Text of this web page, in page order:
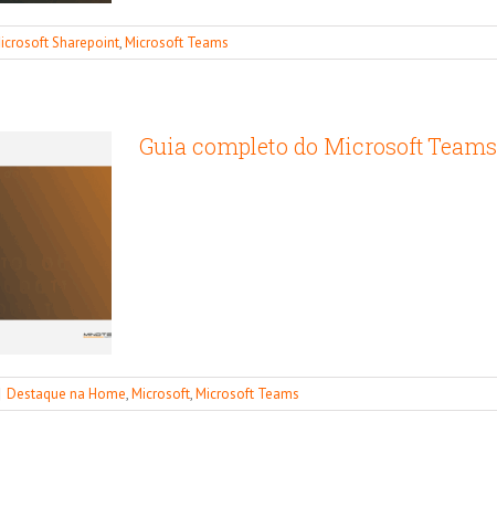
Sharepoint,Microsoft Teams
Guia completo do Microsoft Teams
Destaque na Home,Microsoft,Microsoft Teams